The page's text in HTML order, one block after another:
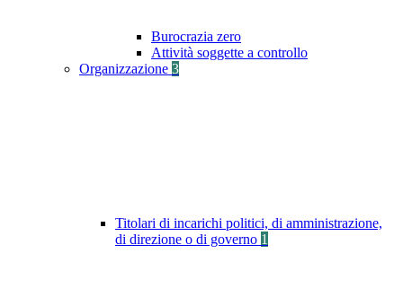
Burocrazia zero
Attività soggette a controllo
Organizzazione 3
Titolari di incarichi politici, di amministrazione,
di direzione o di governo 1